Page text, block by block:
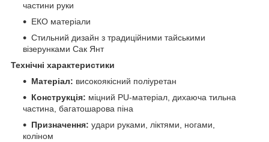
частини руки
ЕКО матеріали
Стильний дизайн з традиційними тайськими
візерунками Сак Янт
Технічні характеристики
Матеріал: високоякісний поліуретан
Конструкція: міцний PU-матеріал, дихаюча тильна
частина, багатошарова піна
Призначення: удари руками, ліктями, ногами,
коліном